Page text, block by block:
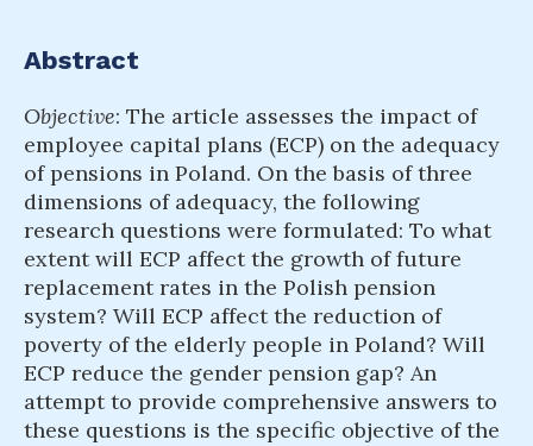
Abstract
Objective: The article assesses the impact of
employee capital plans (ECP) on the adequacy
of pensions in Poland. On the basis of three
dimensions of adequacy, the following
research questions were formulated: To what
extent will ECP affect the growth of future
replacement rates in the Polish pension
system? Will ECP affect the reduction of
poverty of the elderly people in Poland? Will
ECP reduce the gender pension gap? An
attempt to provide comprehensive answers to
these questions is the specific objective of the